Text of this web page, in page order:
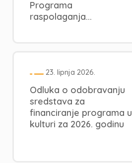
Programa
raspolaganja...
23. lipnja 2026.
Odluka o odobravanju
sredstava za
financiranje programa u
kulturi za 2026. godinu